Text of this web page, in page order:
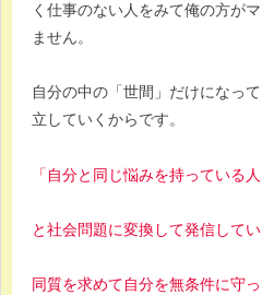
く仕事のない人をみて俺の方が
ません。
自分の中の「世間」だけになっ
立していくからです。
「自分と同じ悩みを持っている
と社会問題に変換して発信して
同質を求めて自分を無条件に守